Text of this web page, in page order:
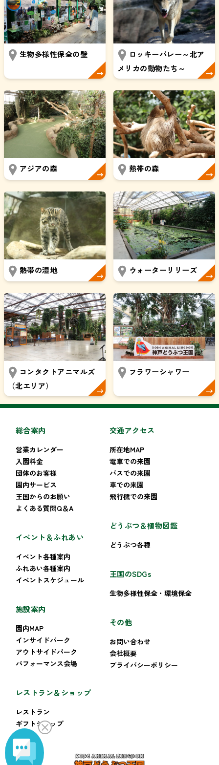
生物多様性保全の壁
ロッキーバレー～北ア
メリカの動物たち～
アジアの森 熱帯の森
熱帯の湿地 ウォーターリリーズ
コンタクトアニマルズ
（北エリア）
フラワーシャワー
総合案内
営業カレンダー
入園料金
団体のお客様
園内サービス
王国からのお願い
よくある質問Q＆A
イベント＆ふれあい
イベント各種案内
ふれあい各種案内
イベントスケジュール
施設案内
園内MAP
インサイドパーク
アウトサイドパーク
パフォーマンス会場
レストラン＆ショップ
レストラン
ギフトショップ
交通アクセス
所在地MAP
電車での来園
バスでの来園
車での来園
飛行機での来園
どうぶつ＆植物図鑑
どうぶつ各種
王国のSDGs
生物多様性保全・環境保全
その他
お問い合わせ
会社概要
プライバシーポリシー